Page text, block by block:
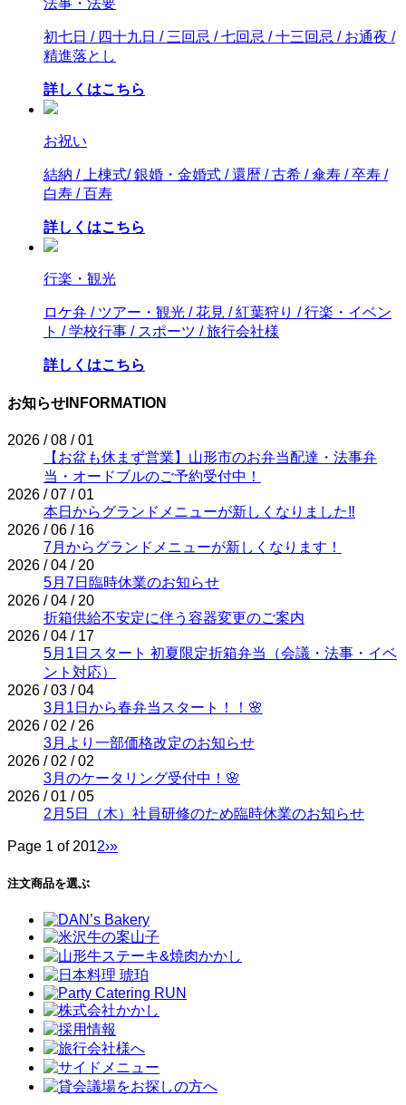
初七日 / 四十九日 / 三回忌 / 七回忌 / 十三回忌 / お通夜 /
精進落とし
詳しくはこちら
お祝い
結納 / 上棟式/ 銀婚・金婚式 / 還暦 / 古希 / 傘寿 / 卒寿 /
白寿 / 百寿
詳しくはこちら
行楽・観光
ロケ弁 / ツアー・観光 / 花見 / 紅葉狩り / 行楽・イベン
ト / 学校行事 / スポーツ / 旅行会社様
詳しくはこちら
お知らせ INFORMATION
2026 / 08 / 01
【お盆も休まず営業】山形市のお弁当配達・法事弁
当・オードブルのご予約受付中！
2026 / 07 / 01
本日からグランドメニューが新しくなりました‼
2026 / 06 / 16
7月からグランドメニューが新しくなります！
2026 / 04 / 20
5月7日臨時休業のお知らせ
2026 / 04 / 20
折箱供給不安定に伴う容器変更のご案内
2026 / 04 / 17
5月1日スタート 初夏限定折箱弁当（会議・法事・イベ
ント対応）
2026 / 03 / 04
3月1日から春弁当スタート！！🌸
2026 / 02 / 26
3月より一部価格改定のお知らせ
2026 / 02 / 02
3月のケータリング受付中！🌸
2026 / 01 / 05
2月5日（木）社員研修のため臨時休業のお知らせ
Page 1 of 2012›»
注文商品を選ぶ